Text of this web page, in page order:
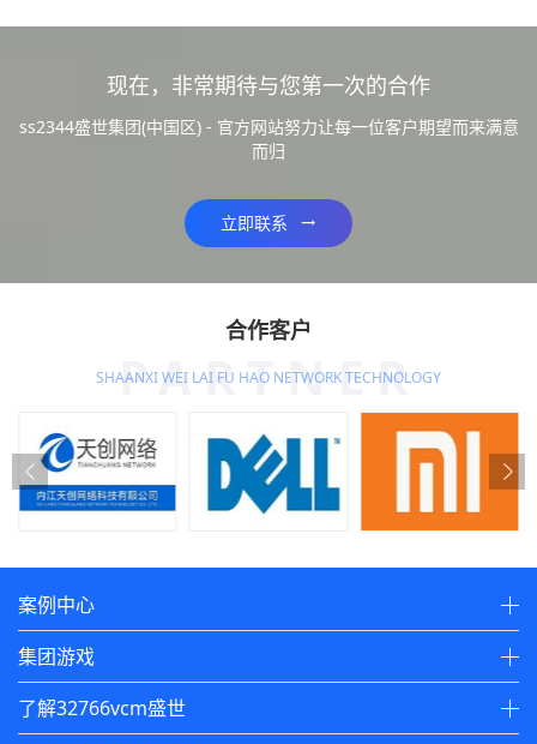
现在，非常期待与您第一次的合作
ss2344盛世集团(中国区) - 官方网站努力让每一位客户期望而来满意
而归
立即联系
合作客户
PARTNER
SHAANXI WEI LAI FU HAO NETWORK TECHNOLOGY
案例中心
集团游戏
了解32766vcm盛世